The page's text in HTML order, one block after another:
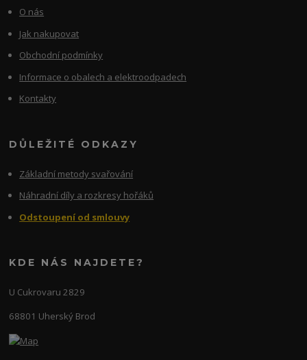
O nás
Jak nakupovat
Obchodní podmínky
Informace o obalech a elektroodpadech
Kontakty
DŮLEŽITÉ ODKAZY
Základní metody svařování
Náhradní díly a rozkresy hořáků
Odstoupení od smlouvy
KDE NÁS NAJDETE?
U Cukrovaru 2829
68801 Uherský Brod